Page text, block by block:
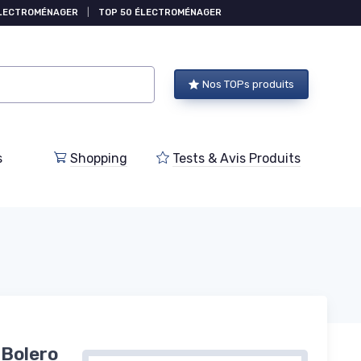
TOP 50 ÉLECTROMÉNAGER
Nos TOPs produits
Shopping Tests & Avis Produits